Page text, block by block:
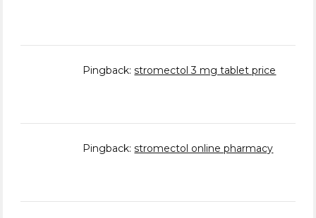
Pingback:stromectol 3 mg tablet price
Pingback:stromectol online pharmacy